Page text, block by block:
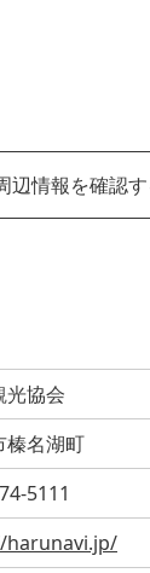
辺情報を確認
光協会
榛名湖町
5111